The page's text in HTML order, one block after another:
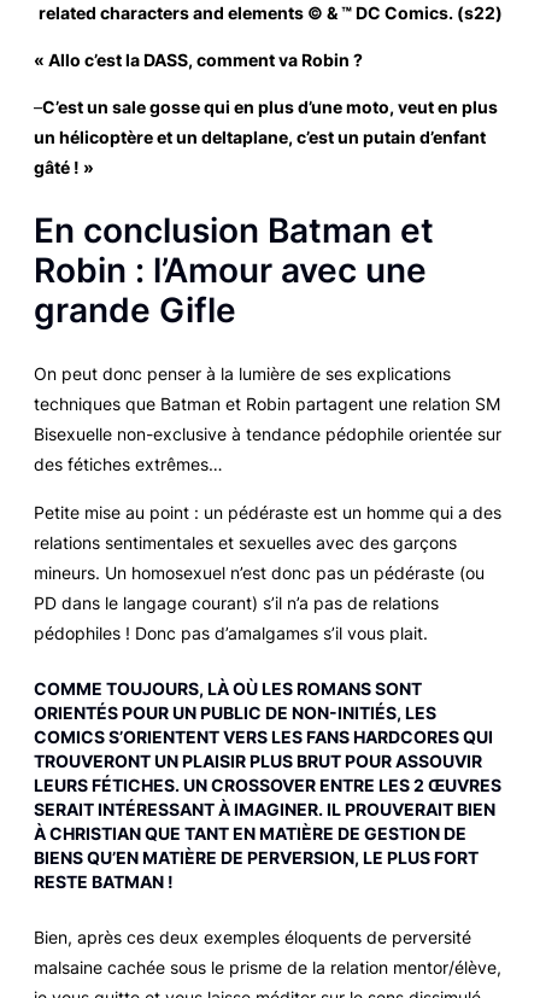
related characters and elements © & ™ DC Comics. (s22)
« Allo c’est la DASS, comment va Robin ?
–C’est un sale gosse qui en plus d’une moto, veut en plus
un hélicoptère et un deltaplane, c’est un putain d’enfant
gâté ! »
En conclusion Batman et
Robin : l’Amour avec une
grande Gifle
On peut donc penser à la lumière de ses explications
techniques que Batman et Robin partagent une relation SM
Bisexuelle non-exclusive à tendance pédophile orientée sur
des fétiches extrêmes…
Petite mise au point : un pédéraste est un homme qui a des
relations sentimentales et sexuelles avec des garçons
mineurs. Un homosexuel n’est donc pas un pédéraste (ou
PD dans le langage courant) s’il n’a pas de relations
pédophiles ! Donc pas d’amalgames s’il vous plait.
COMME TOUJOURS, LÀ OÙ LES ROMANS SONT
ORIENTÉS POUR UN PUBLIC DE NON-INITIÉS, LES
COMICS S’ORIENTENT VERS LES FANS HARDCORES QUI
TROUVERONT UN PLAISIR PLUS BRUT POUR ASSOUVIR
LEURS FÉTICHES. UN CROSSOVER ENTRE LES 2 ŒUVRES
SERAIT INTÉRESSANT À IMAGINER. IL PROUVERAIT BIEN
À CHRISTIAN QUE TANT EN MATIÈRE DE GESTION DE
BIENS QU’EN MATIÈRE DE PERVERSION, LE PLUS FORT
RESTE BATMAN !
Bien, après ces deux exemples éloquents de perversité
malsaine cachée sous le prisme de la relation mentor/élève,